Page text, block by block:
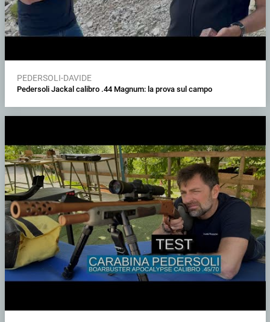
PEDERSOLI-DAVIDE
Pedersoli Jackal calibro .44 Magnum: la prova sul campo